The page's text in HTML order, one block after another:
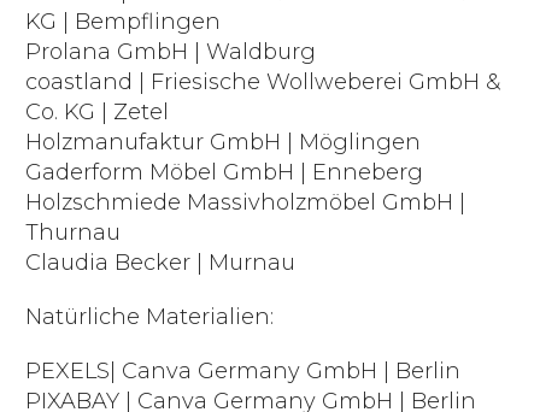
KG | Bempflingen
Prolana GmbH | Waldburg
coastland | Friesische Wollweberei GmbH &
Co. KG | Zetel
Holzmanufaktur GmbH | Möglingen
Gaderform Möbel GmbH | Enneberg
Holzschmiede Massivholzmöbel GmbH |
Thurnau
Claudia Becker | Murnau
Natürliche Materialien:
PEXELS| Canva Germany GmbH | Berlin
PIXABAY | Canva Germany GmbH | Berlin